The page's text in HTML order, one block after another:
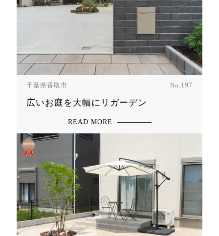
千葉県香取市 No.197
広いお庭を大幅にリガーデン
READ MORE